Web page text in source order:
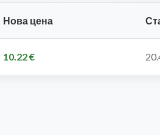
Нова цена
10.22 €